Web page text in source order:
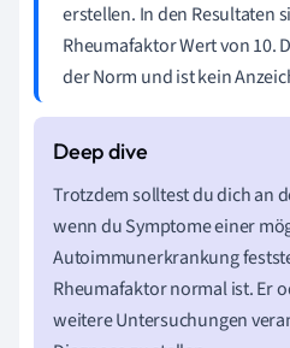
erstellen. In den Resultaten
Rheumafaktor Wert von 10.
der Norm und ist kein
Trotzdem solltest du dich an
wenn du Symptome einer
Autoimmunerkrankung
Rheumafaktor normal ist. Er
weitere Untersuchungen